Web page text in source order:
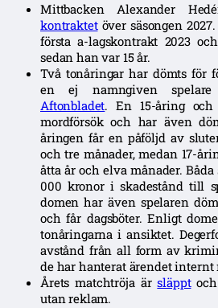
Mittbacken Alexander
kontraktetöver säsongen
första a-lagskontrakt 2023
sedan han var 15 år.
Två tonåringar har dömts för
en ej namngiven
Aftonbladet. En 15-åring och
mordförsök och har även
åringen får en påföljd av
och tre månader, medan 17-
åtta år och elva månader. Båda
000 kronor i skadestånd till
domen har även spelaren
och får dagsböter. Enligt
tonåringarna i ansiktet.
avstånd från all form av
de har hanterat ärendet internt
Årets matchtröja ärsläpptoch
utan reklam.